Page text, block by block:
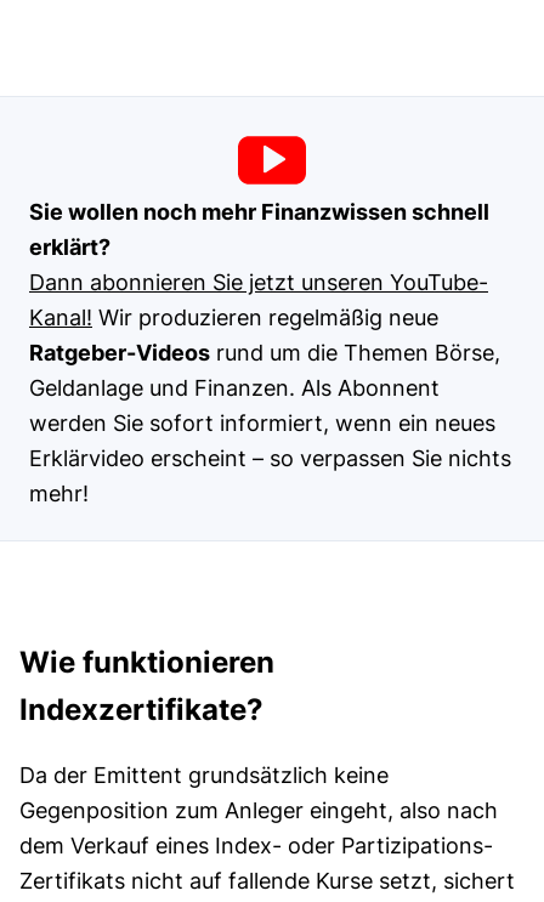
Sie wollen noch mehr Finanzwissen schnell
erklärt?
Dann abonnieren Sie jetzt unseren YouTube-
Kanal! Wir produzieren regelmäßig neue
Ratgeber-Videos rund um die Themen Börse,
Geldanlage und Finanzen. Als Abonnent
werden Sie sofort informiert, wenn ein neues
Erklärvideo erscheint – so verpassen Sie nichts
mehr!
Wie funktionieren
Indexzertifikate?
Da der Emittent grundsätzlich keine
Gegenposition zum Anleger eingeht, also nach
dem Verkauf eines Index- oder Partizipations-
Zertifikats nicht auf fallende Kurse setzt, sichert